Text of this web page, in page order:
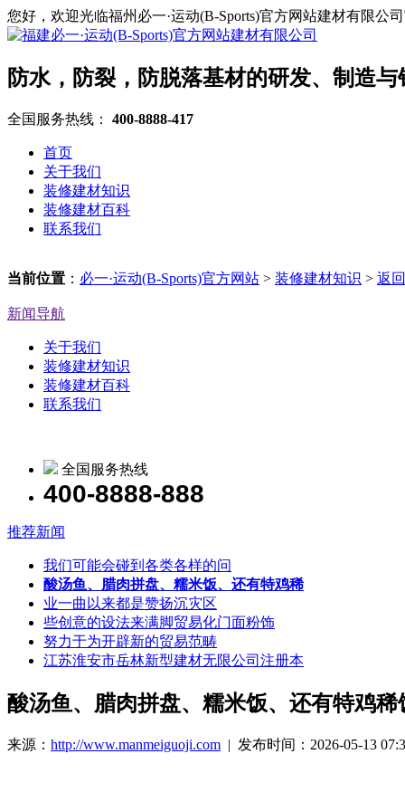
您好，欢迎光临福州必一·运动(B-Sports)官方网站建材有限公
防水，防裂，防脱落基材的研发、制造与
全国服务热线： 400-8888-417
首页
关于我们
装修建材知识
装修建材百科
联系我们
当前位置 ： 必一·运动(B-Sports)官方网站 > 装修建材知识 > 返回
新闻导航
关于我们
装修建材知识
装修建材百科
联系我们
全国服务热线
400-8888-888
推荐新闻
我们可能会碰到各类各样的问
酸汤鱼、腊肉拼盘、糯米饭、还有特鸡稀
业一曲以来都是赞扬沉灾区
些创意的设法来满脚贸易化门面粉饰
努力于为开辟新的贸易范畴
江苏淮安市岳林新型建材无限公司注册本
酸汤鱼、腊肉拼盘、糯米饭、还有特鸡稀
来源： http://www.manmeiguoji.com | 发布时间：2026-05-13